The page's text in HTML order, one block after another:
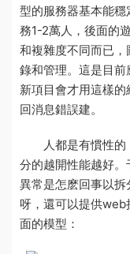
型的服務器基本能
務1-2萬人，後面的
和複雜度不同而已
錄和管理。這是目
新項目會才用這樣的
回消息錯誤建。
人都是有慣性的
分的越開性能越好。
異常是怎麽回事以拆
呀，還可以提供
面的模型：